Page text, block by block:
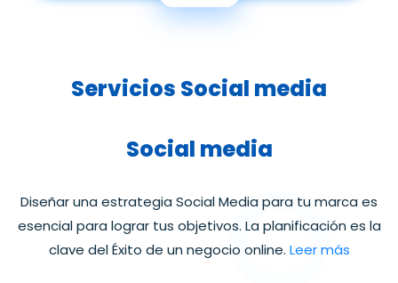
Servicios Social media
Social media
Diseñar una estrategia Social Media para tu marca es
esencial para lograr tus objetivos. La planificación es la
clave del Éxito de un negocio online. Leer más